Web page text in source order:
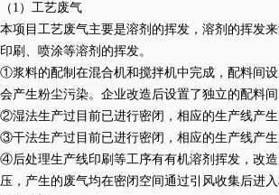
（ 1）工艺废气
本项目工艺废气主要是溶剂的挥发，溶剂的挥发来
印刷、喷涂等溶剂的挥发。
①浆料的配制在混合机和搅拌机中完成，配料间
会产生粉尘污染。企业改造后设置了独立的配料
②湿法生产过目前已进行密闭，相应的生产线产生
③干法生产过目前已进行密闭，相应的生产线产生
④后处理生产线印刷等工序有有机溶剂挥发，改
压，产生的废气均在密闭空间通过引风收集后进